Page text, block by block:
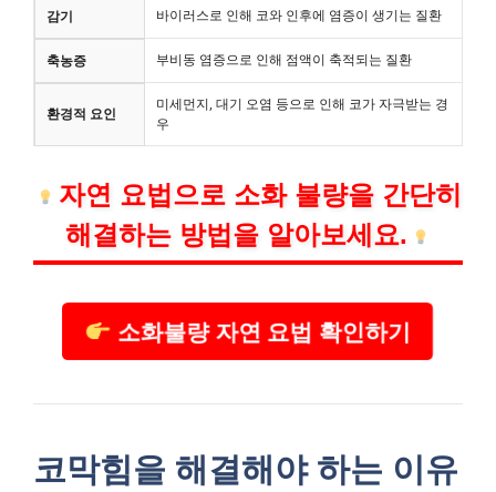
감기 바이러스로 인해 코와 인후에 염증이 생기는 질환
축농증 부비동 염증으로 인해 점액이 축적되는 질환
환경적 요인
미세먼지, 대기 오염 등으로 인해 코가 자극받는 경
우
자연 요법으로 소화 불량을 간단히
해결하는 방법을 알아보세요.
소화불량 자연 요법 확인하기
코막힘을 해결해야 하는 이유